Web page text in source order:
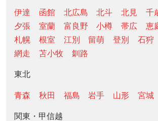
伊達 函館 北広島 北斗 北見 千
夕張
室蘭 富良野 小樽 帯広 恵
札幌
根室 江別 留萌 登別 石狩
網走
苫小牧 釧路
東北
青森 秋田 福島 岩手 山形 宮城
関東・甲信越